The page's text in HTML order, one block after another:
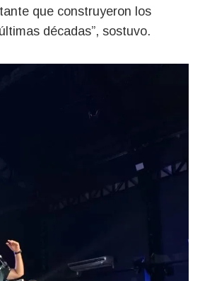
que construyeron los
décadas”, sostuvo.